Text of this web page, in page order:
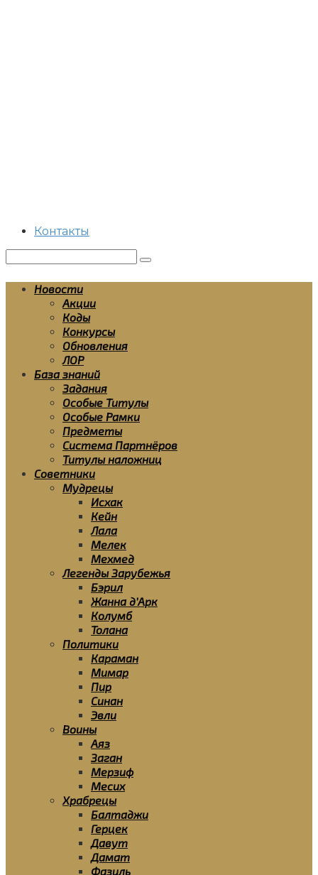
Контакты
Новости
Акции
Коды
Конкурсы
Обновления
ЛОР
База знаний
Задания
Особые Титулы
Особые Рамки
Предметы
Система Партнёров
Титулы наложниц
Советники
Мудрецы
Исхак
Кейн
Лала
Мелек
Мехмед
Легенды Зарубежья
Бэрил
Жанна д’Арк
Колумб
Толана
Политики
Караман
Мимар
Пир
Синан
Эвли
Воины
Аяз
Заган
Мерзиф
Месих
Храбрецы
Балтаджи
Герцек
Давут
Дамат
Фазиль